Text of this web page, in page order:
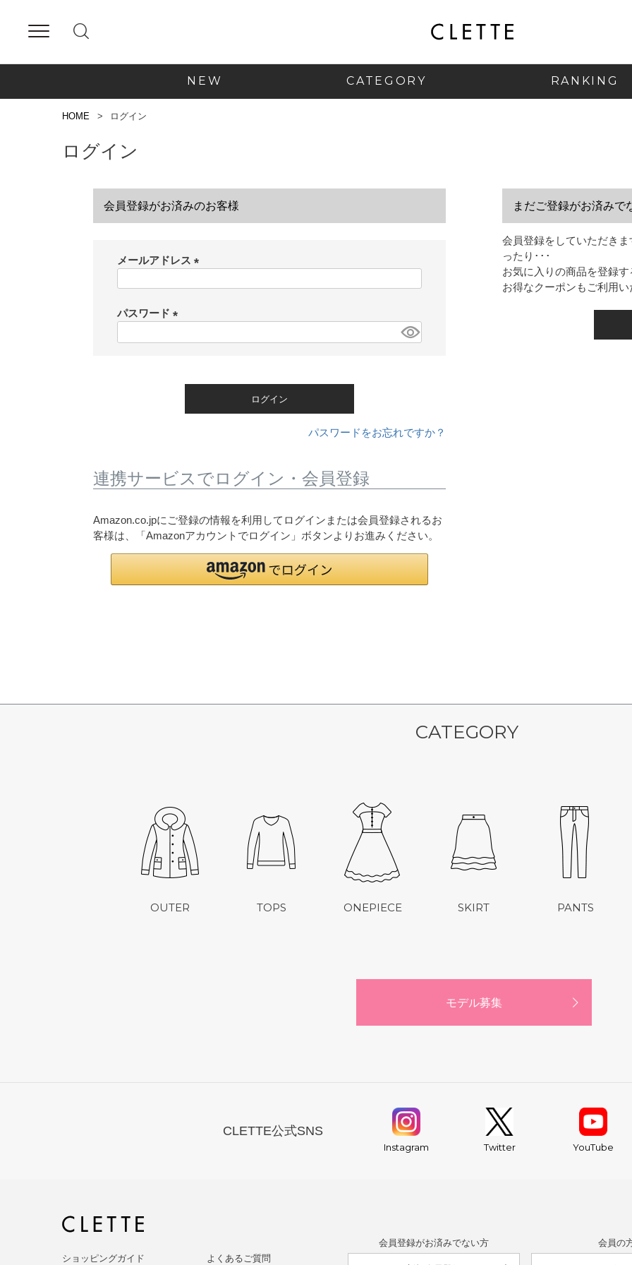
NEW CATEGORY RANKING
HOME ログイン
ログイン
会員登録がお済みのお客様
メールアドレス
パスワード
ログイン
パスワードをお忘れですか？
連携サービスでログイン・会員登録
Amazon.co.jpにご登録の情報を利用してログインまたは会員登録されるお
客様は、「Amazonアカウントでログイン」ボタンよりお進みください。
まだご登録がお済みで
会員登録をしていただき
ったり･･･
お気に入りの商品を登録
お得なクーポンもご利用
CATEGORY
OUTER TOPS ONEPIECE SKIRT PANTS
モデル募集
CLETTE公式SNS
Instagram Twitter YouTube
会員登録がお済みでない方 会員の
ショッピングガイド よくあるご質問